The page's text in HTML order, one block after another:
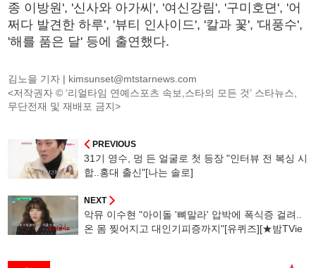
종 이방원', '신사와 아가씨', '여신강림', '구미호뎐', '어
쩌다 발견한 하루', '뷰티 인사이드', '칼과 꽃', '대풍수',
'해를 품은 달' 등에 출연했다.
김노을 기자 | kimsunset@mtstarnews.com
<저작권자 © ‘리얼타임 연예스포츠 속보,스타의 모든 것’ 스타뉴스,
무단전재 및 재배포 금지>
PREVIOUS
31기 영수, 멍 든 얼굴로 첫 등장 "인터뷰 전 복싱 시
합..홍대 출신"[나는 솔로]
NEXT
악뮤 이수현 "아이돌 '뼈말라' 압박에 폭식증 걸려..
온 몸 찢어지고 대인기피증까지"[유퀴즈][★밤TVie